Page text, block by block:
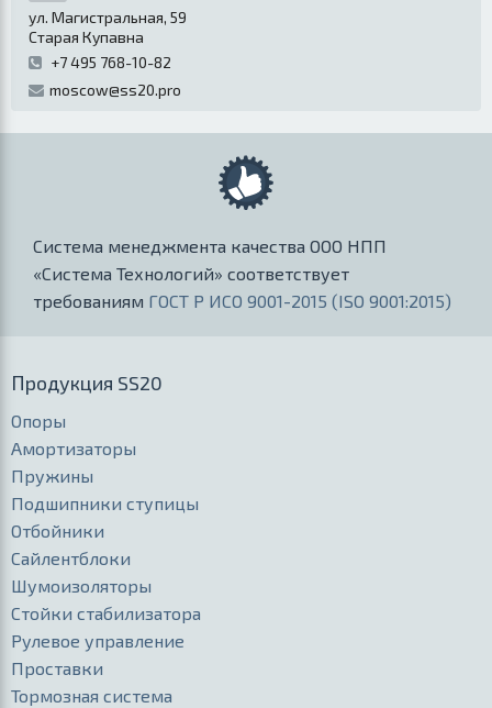
ул. Магистральная, 59
Старая Купавна
+7 495 768-10-82
moscow@ss20.pro
Система менеджмента качества ООО НПП
«Система Технологий» соответствует
требованиям ГОСТ Р ИСО 9001-2015 (ISO 9001:2015)
Продукция SS20
Опоры
Амортизаторы
Пружины
Подшипники ступицы
Отбойники
Сайлентблоки
Шумоизоляторы
Стойки стабилизатора
Рулевое управление
Проставки
Тормозная система